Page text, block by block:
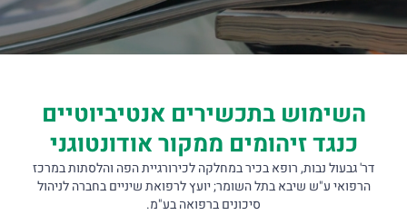
השימוש בתכשירים אנטיביוטיים
כנגד זיהומים ממקור אודונטוגני
דר' גבעול נבות, רופא בכיר במחלקה לכירורגיית הפה והלסתות במרכז
הרפואי ע"ש שיבא בתל השומר; יועץ לרפואת שיניים בחברה לניהול
סיכונים ברפואה בע"מ.